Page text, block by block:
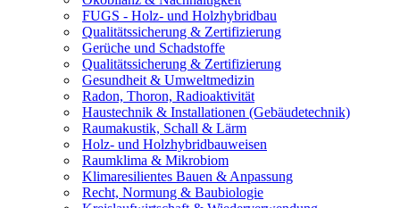
FUGS - Holz- und Holzhybridbau
Qualitätssicherung & Zertifizierung
Gerüche und Schadstoffe
Qualitätssicherung & Zertifizierung
Gesundheit & Umweltmedizin
Radon, Thoron, Radioaktivität
Haustechnik & Installationen (Gebäudetechnik)
Raumakustik, Schall & Lärm
Holz- und Holzhybridbauweisen
Raumklima & Mikrobiom
Klimaresilientes Bauen & Anpassung
Recht, Normung & Baubiologie